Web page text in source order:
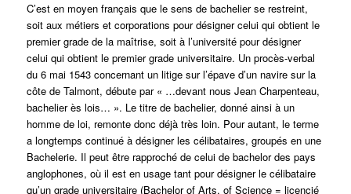
C’est en moyen français que le sens de bachelier se restreint,
soit aux métiers et corporations pour désigner celui qui obtient le
premier grade de la maîtrise, soit à l’université pour désigner
celui qui obtient le premier grade universitaire. Un procès-verbal
du 6 mai 1543 concernant un litige sur l’épave d’un navire sur la
côte de Talmont, débute par « …devant nous Jean Charpenteau,
bachelier ès lois… ». Le titre de bachelier, donné ainsi à un
homme de loi, remonte donc déjà très loin. Pour autant, le terme
a longtemps continué à désigner les célibataires, groupés en une
Bachelerie. Il peut être rapproché de celui de bachelor des pays
anglophones, où il est en usage tant pour désigner le célibataire
qu’un grade universitaire (Bachelor of Arts, of Science = licencié